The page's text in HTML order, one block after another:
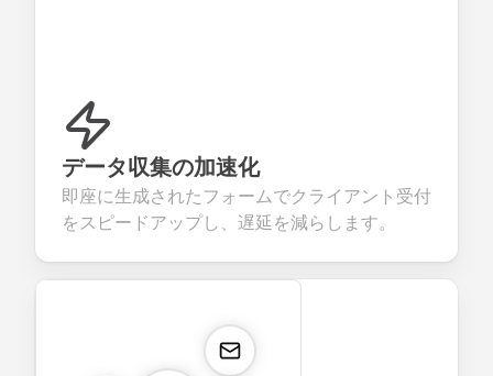
データ収集の加速化
即座に生成されたフォームでクライアント受付
をスピードアップし、遅延を減らします。